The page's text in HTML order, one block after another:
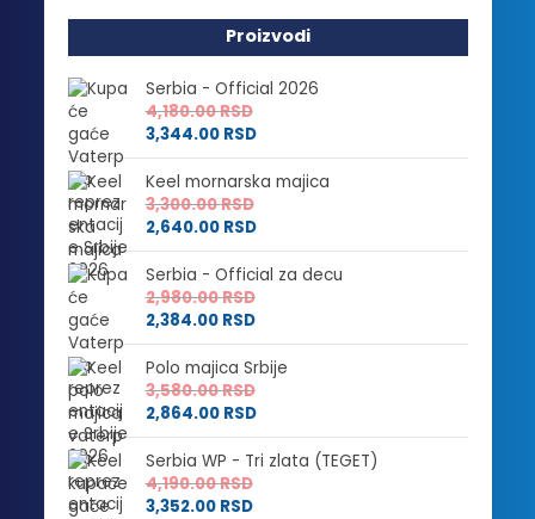
Proizvodi
Serbia - Official 2026
4,180.00RSD
3,344.00 RSD
Keel mornarska majica
3,300.00RSD
2,640.00 RSD
Serbia - Official za decu
2,980.00RSD
2,384.00 RSD
Polo majica Srbije
3,580.00RSD
2,864.00 RSD
Serbia WP - Tri zlata (TEGET)
4,190.00RSD
3,352.00 RSD